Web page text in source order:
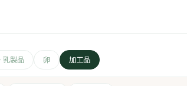
乳製品 卵 加工品